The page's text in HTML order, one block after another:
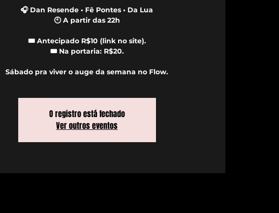
🎧 Dan Resende • Fê Pontes • Da Lua
🕙 A partir das 22h
🎟️ Antecipado R$10 (link no site).
🎟️ Na portaria: R$20.
Sábado pra viver o auge da semana no Flow.
O registro está fechado
Ver outros eventos